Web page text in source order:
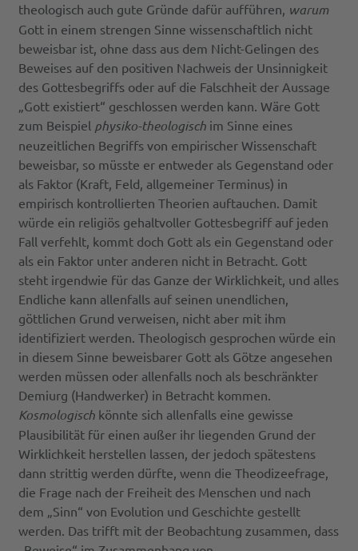
theologisch auch gute Gründe dafür aufführen, warum
Gott in einem strengen Sinne wissenschaftlich nicht
beweisbar ist, ohne dass aus dem Nicht-Gelingen des
Beweises auf den positiven Nachweis der Unsinnigkeit
des Gottesbegriffs oder auf die Falschheit der Aussage
„Gott existiert“ geschlossen werden kann. Wäre Gott
zum Beispiel physiko-theologisch im Sinne eines
neuzeitlichen Begriffs von empirischer Wissenschaft
beweisbar, so müsste er entweder als Gegenstand oder
als Faktor (Kraft, Feld, allgemeiner Terminus) in
empirisch kontrollierten Theorien auftauchen. Damit
würde ein religiös gehaltvoller Gottesbegriff auf jeden
Fall verfehlt, kommt doch Gott als ein Gegenstand oder
als ein Faktor unter anderen nicht in Betracht. Gott
steht irgendwie für das Ganze der Wirklichkeit, und alles
Endliche kann allenfalls auf seinen unendlichen,
göttlichen Grund verweisen, nicht aber mit ihm
identifiziert werden. Theologisch gesprochen würde ein
in diesem Sinne beweisbarer Gott als Götze angesehen
werden müssen oder allenfalls noch als beschränkter
Demiurg (Handwerker) in Betracht kommen.
Kosmologisch könnte sich allenfalls eine gewisse
Plausibilität für einen außer ihr liegenden Grund der
Wirklichkeit herstellen lassen, der jedoch spätestens
dann strittig werden dürfte, wenn die Theodizeefrage,
die Frage nach der Freiheit des Menschen und nach
dem „Sinn“ von Evolution und Geschichte gestellt
werden. Das trifft mit der Beobachtung zusammen, dass